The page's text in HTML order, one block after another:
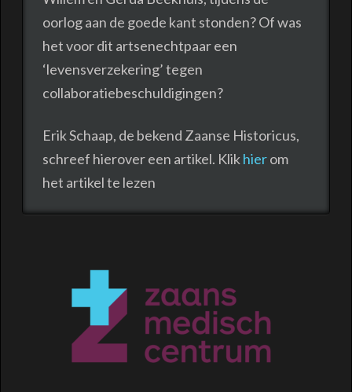
oorlog aan de goede kant stonden? Of was
het voor dit artsenechtpaar een
‘levensverzekering’ tegen
collaboratiebeschuldigingen?
Erik Schaap, de bekend Zaanse Historicus,
schreef hierover een artikel. Klikhierom
het artikel te lezen